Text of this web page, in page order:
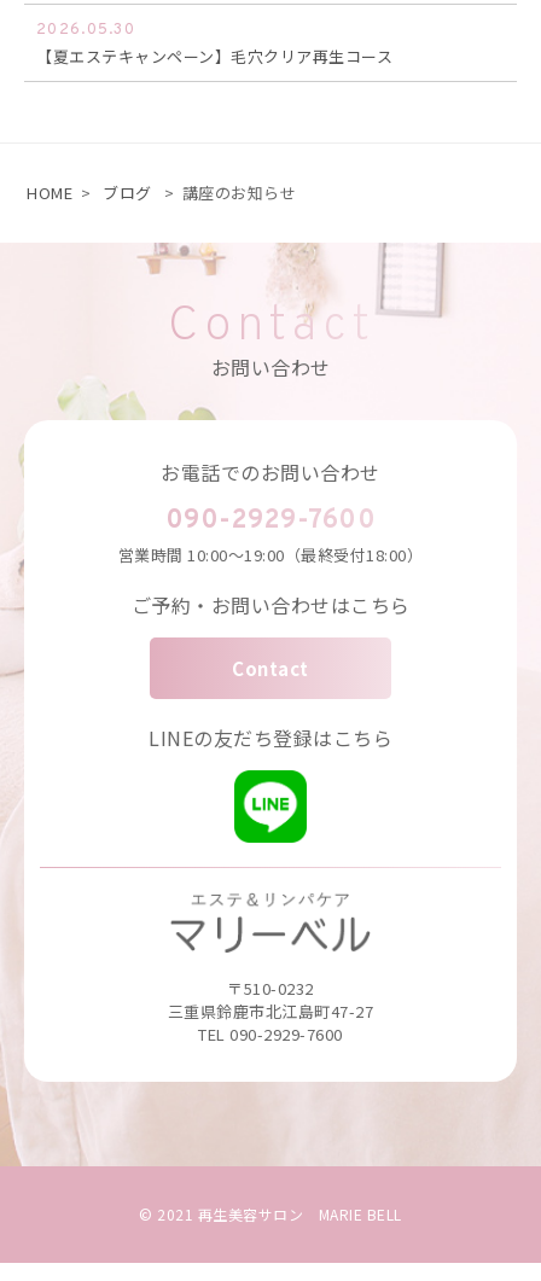
2026.05.30
【夏エステキャンペーン】毛穴クリア再生コース
HOME > ブログ > 講座のお知らせ
Contact
お問い合わせ
お電話でのお問い合わせ
090-2929-7600
営業時間 10:00～19:00（最終受付18:00）
ご予約・お問い合わせはこちら
Contact
LINEの友だち登録はこちら
〒510-0232
三重県鈴鹿市北江島町47-27
TEL 090-2929-7600
© 2021 再生美容サロン MARIE BELL